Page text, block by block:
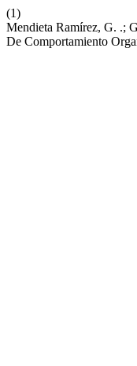
(1)
Mendieta Ramírez, G. .;
De Comportamiento